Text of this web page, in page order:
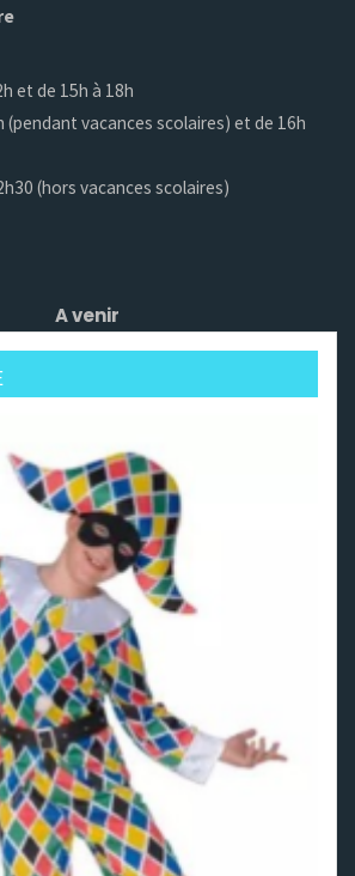
et de 15h à 18h
(pendant vacances scolaires) et de 16h
(hors vacances scolaires)
A venir